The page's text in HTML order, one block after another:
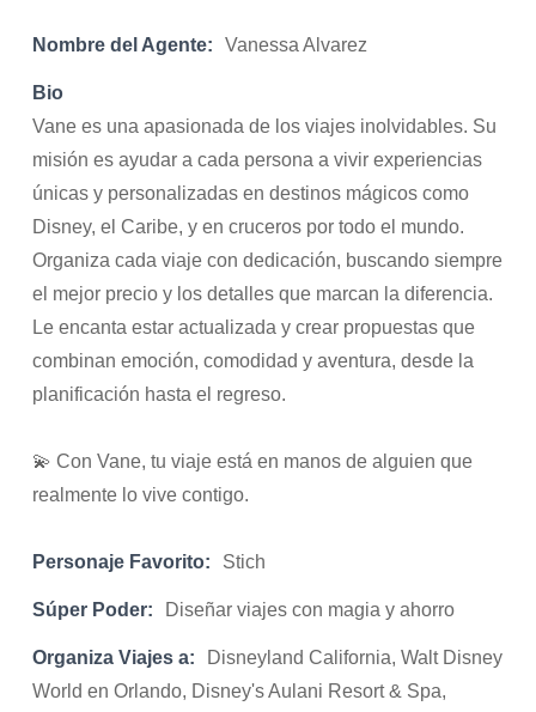
Nombre del Agente: Vanessa Alvarez
Bio
Vane es una apasionada de los viajes inolvidables. Su
misión es ayudar a cada persona a vivir experiencias
únicas y personalizadas en destinos mágicos como
Disney, el Caribe, y en cruceros por todo el mundo.
Organiza cada viaje con dedicación, buscando siempre
el mejor precio y los detalles que marcan la diferencia.
Le encanta estar actualizada y crear propuestas que
combinan emoción, comodidad y aventura, desde la
planificación hasta el regreso.
💫 Con Vane, tu viaje está en manos de alguien que
realmente lo vive contigo.
Personaje Favorito: Stich
Súper Poder: Diseñar viajes con magia y ahorro
Organiza Viajes a:
Disneyland California, Walt Disney
World en Orlando, Disney's Aulani Resort & Spa,